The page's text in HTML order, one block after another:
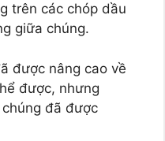
trên các chóp dầu
giữa chúng.
được nâng cao về
được, nhưng
đã được